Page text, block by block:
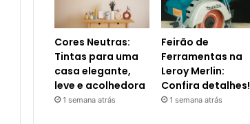
Cores Neutras:
Tintas para uma
casa elegante,
leve e acolhedora
1 semana atrás
Feirão de
Ferramentas na
Leroy Merlin:
Confira detalhes!
1 semana atrás